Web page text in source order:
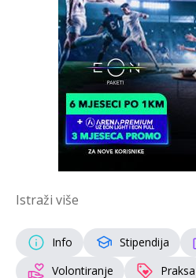
Istraži više
Info Stipendija
Volontiranje
Praksa